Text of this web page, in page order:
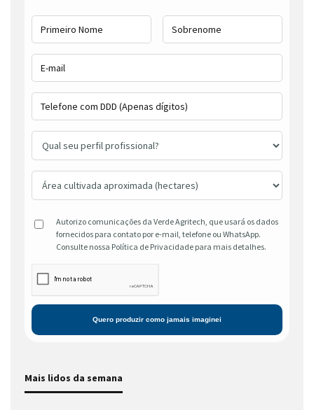
Autorizo comunicações da Verde Agritech, que usará os dados
fornecidos para contato por e-mail, telefone ou WhatsApp.
Consulte nossa Política de Privacidade para mais detalhes.
Mais lidos da semana